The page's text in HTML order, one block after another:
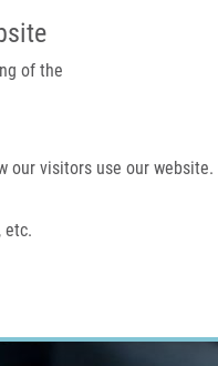
of the
our visitors use our website.
etc.
IMTM PORTÁL